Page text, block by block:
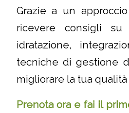
Grazie a un
ricevere consigli su
idratazione,
tecniche di gestione
migliorare la tua qualità
Prenota ora e fai il